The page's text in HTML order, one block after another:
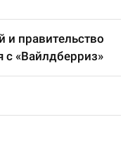
и правительство
с «Вайлдберриз»